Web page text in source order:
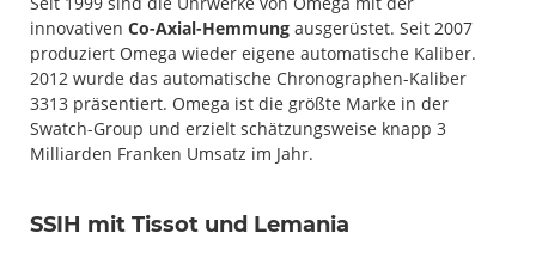
innovativen Co-Axial-Hemmung ausgerüstet. Seit 2007
produziert Omega wieder eigene automatische Kaliber.
2012 wurde das automatische Chronographen-Kaliber
3313 präsentiert. Omega ist die größte Marke in der
Swatch-Group und erzielt schätzungsweise knapp 3
Milliarden Franken Umsatz im Jahr.
SSIH mit Tissot und Lemania